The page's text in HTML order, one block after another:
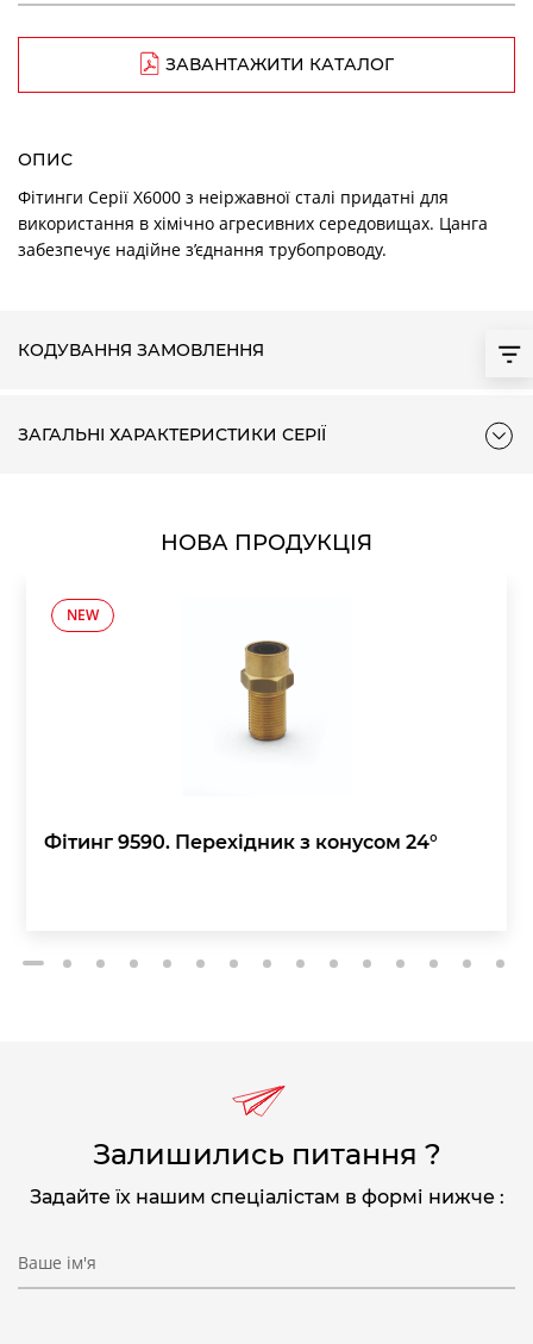
ЗАВАНТАЖИТИ КАТАЛОГ
ОПИС
Фітинги Серії X6000 з неіржавної сталі придатні для
використання в хімічно агресивних середовищах. Цанга
забезпечує надійне з’єднання трубопроводу.
КОДУВАННЯ ЗАМОВЛЕННЯ
ЗАГАЛЬНІ ХАРАКТЕРИСТИКИ СЕРІЇ
НОВА ПРОДУКЦІЯ
NEW
Фітинг 9590. Перехідник з конусом 24°
2 3 4 5 6 7 8 9 10 11 12 13 14 15
Залишились питання ?
Задайте їх нашим спеціалістам в формі нижче :
Ваше ім'я